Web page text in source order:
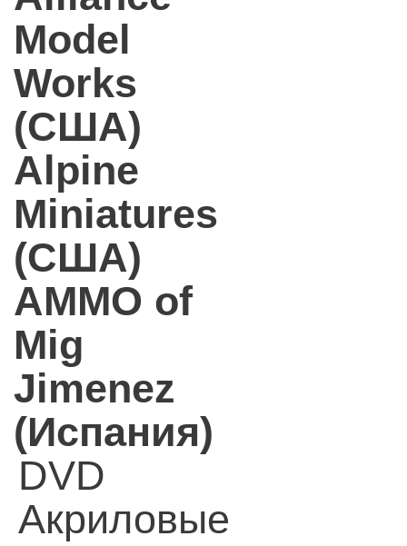
Model
Works
(США)
Alpine
Miniatures
(США)
AMMO of
Mig
Jimenez
(Испания)
DVD
Акриловые